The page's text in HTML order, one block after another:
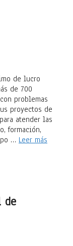
de lucro
de 700
problemas
proyectos de
atender las
formación,
… Leer más
de